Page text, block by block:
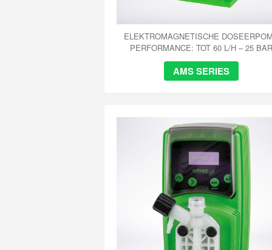
ELEKTROMAGNETISCHE
PERFORMANCE: TOT 60 L/H – 25
AMS SERIES